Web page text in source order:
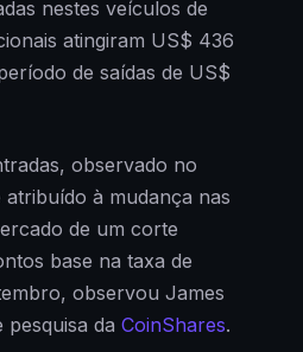
nestes veículos de
atingiram US$ 436
de saídas de US$
observado no
atribuído à mudança nas
de um corte
base na taxa de
observou James
da CoinShares.